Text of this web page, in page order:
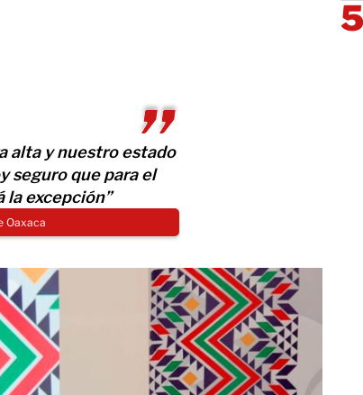
alta y nuestro estado
seguro que para el
la excepción”
Oaxaca